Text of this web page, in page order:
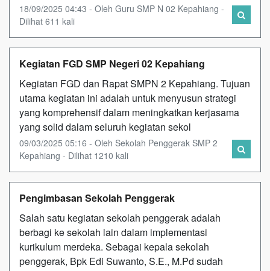
18/09/2025 04:43 - Oleh Guru SMP N 02 Kepahiang -
Dilihat 611 kali
Kegiatan FGD SMP Negeri 02 Kepahiang
Kegiatan FGD dan Rapat SMPN 2 Kepahiang. Tujuan
utama kegiatan ini adalah untuk menyusun strategi
yang komprehensif dalam meningkatkan kerjasama
yang solid dalam seluruh kegiatan sekol
09/03/2025 05:16 - Oleh Sekolah Penggerak SMP 2
Kepahiang - Dilihat 1210 kali
Pengimbasan Sekolah Penggerak
Salah satu kegiatan sekolah penggerak adalah
berbagi ke sekolah lain dalam implementasi
kurikulum merdeka. Sebagai kepala sekolah
penggerak, Bpk Edi Suwanto, S.E., M.Pd sudah